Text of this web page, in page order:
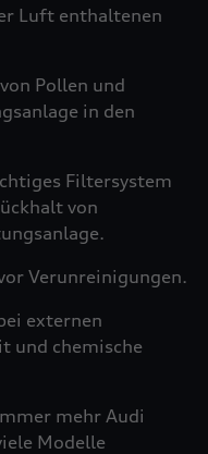
Luft enthaltenen
Pollen und
in den
Filtersystem
von
Verunreinigungen.
externen
und chemische
mehr Audi
Modelle